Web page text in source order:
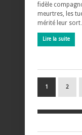
fidèle
meurtres, les
mérité leur
Lire la suite
1 2